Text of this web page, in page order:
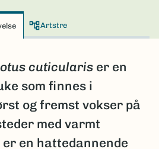
Artstre
cuticularis er en
som finnes i
og fremst vokser på
med varmt
en hattedannende